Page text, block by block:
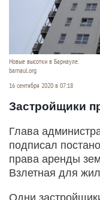
Новые высотки в Барнауле.
barnaul.org
16 сентября 2020 в 07:18
Застройщики
Глава
подписал
права аренды
Взлетная для